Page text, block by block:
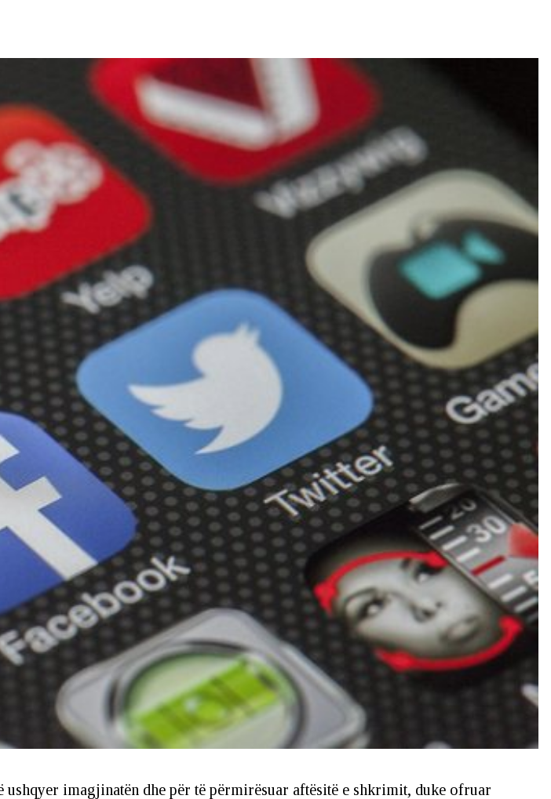
imagjinatën dhe për të përmirësuar aftësitë e shkrimit, duke ofruar